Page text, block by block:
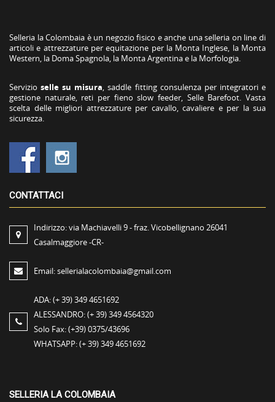
Selleria la Colombaia è un negozio fisico e anche una selleria on line di
articoli e attrezzature per equitazione per la Monta Inglese, la Monta
Western, la Doma Spagnola, la Monta Argentina e la Morfologia.
Servizioselle su misura, saddle fitting consulenza per integratori e
gestione naturale, reti per fieno slow feeder, Selle Barefoot. Vasta
scelta delle migliori attrezzature per cavallo, cavaliere e per la sua
sicurezza.
CONTATTACI
Indirizzo:via Machiavelli 9 - fraz. Vicobellignano 26041
Casalmaggiore -CR-
Email:sellerialacolombaia@gmail.com
ADA:(+ 39) 349 4651692
ALESSANDRO:(+ 39) 349 4564320
Solo Fax:(+39) 0375/43696
WHATSAPP:(+ 39) 349 4651692
SELLERIA LA COLOMBAIA